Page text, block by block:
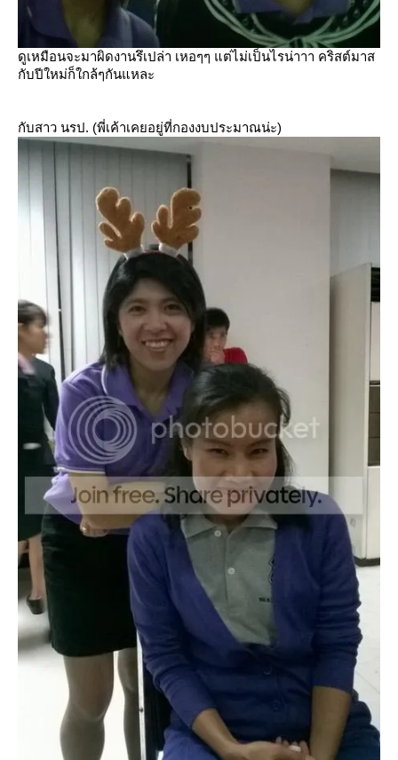
ดูเหมือนจะมาผิดงานรึเปล่า เหอๆๆ แต่ไม่เป็นไรน่าาา คริสต์มาส
กับปีใหม่ก็ใกล้ๆกันแหละ
กับสาว นรป. (พี่เค้าเคยอยู่ที่กองงบประมาณน่ะ)